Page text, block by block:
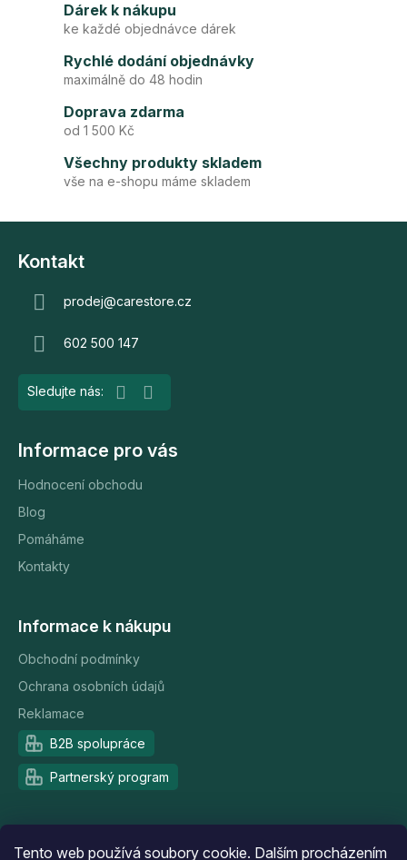
Tento web používá soubory cookie. Dalším procházením
d
a
c
v
k
y
Dárek k nákupu
ke každé objednávce dárek
Rychlé dodání objednávky
maximálně do 48 hodin
Doprava zdarma
od 1 500 Kč
Všechny produkty skladem
vše na e-shopu máme skladem
Kontakt
prodej@carestore.cz
602 500 147
Informace pro vás
Hodnocení obchodu
Blog
Pomáháme
Kontakty
Informace k nákupu
Obchodní podmínky
Ochrana osobních údajů
Reklamace
B2B spolupráce
Partnerský program